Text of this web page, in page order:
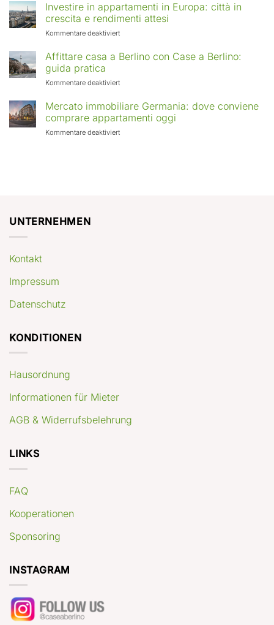
Investire in appartamenti in Europa: città in
crescita e rendimenti attesi
Kommentare deaktiviertfür
in
Europa:
in
crescita
rendimenti
Affittare casa a Berlino con Case a Berlino:
guida pratica
Kommentare deaktiviertfür
casa
a
Berlino
con
Mercato immobiliare Germania: dove conviene
comprare appartamenti oggi
Kommentare deaktiviertfür
UNTERNEHMEN
Kontakt
Impressum
Datenschutz
KONDITIONEN
Hausordnung
Informationen für Mieter
AGB & Widerrufsbelehrung
LINKS
FAQ
Kooperationen
Sponsoring
INSTAGRAM